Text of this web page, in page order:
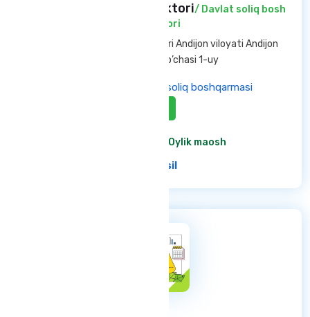
Davlat soliq bosh inspektori/ Davlat soliq bosh
inspektori
Andijon viloyati — Andijon shahri Andijon viloyati Andijon
shahar Oltinko’l ko’chasi 1-uy
Andijon viloyati davlat soliq boshqarmasi
/ Oylik maosh
Ba'tafsil